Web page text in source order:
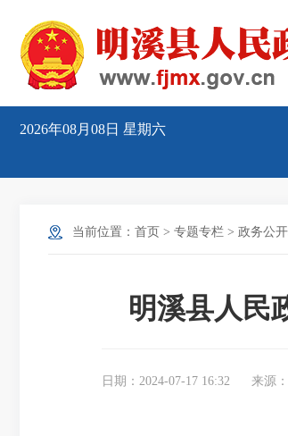
2026年08月08日 星期六
当前位置： 首页 > 专题专栏 > 政务公
明溪县人民
日期：2024-07-17 16:32 来源